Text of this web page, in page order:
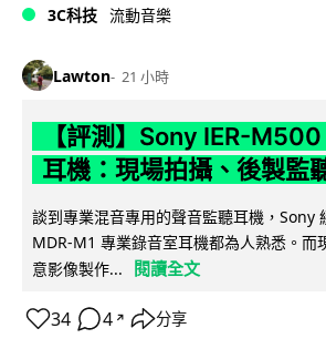
3C科技 流動音樂
Lawton 21 小時
【評測】Sony IER-
耳機：現場拍攝、後製監
談到專業混音專用的聲音監聽耳機，Sony
MDR-M1 專業錄音室耳機都為人熟悉。而
意影像製作...
閱讀全文
34 4 ↗ 分享